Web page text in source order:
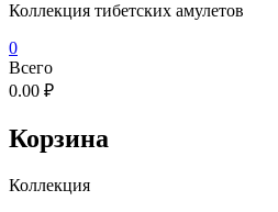
Коллекция тибетских амулетов
0
Всего
0.00 ₽
Корзина
Коллекция